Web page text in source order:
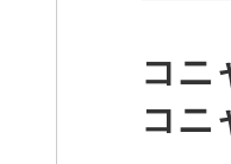
コニ
コニ